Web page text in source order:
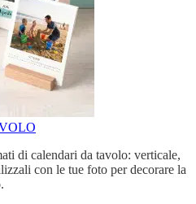
di calendari da tavolo: verticale,
con le tue foto per decorare la